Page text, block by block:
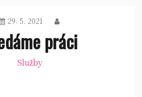
29. 5. 2021
práci
Služby